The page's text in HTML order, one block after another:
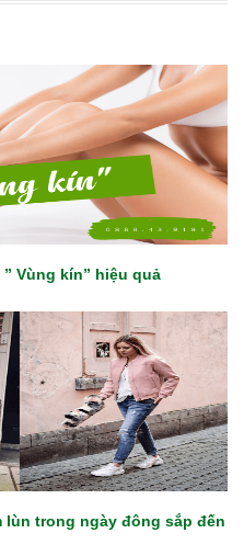
Vùng kín” hiệu quả
lùn trong ngày đông sắp đến